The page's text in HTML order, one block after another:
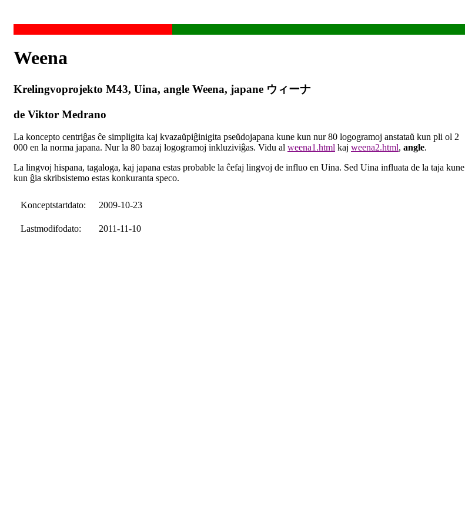
Weena
Krelingvoprojekto M43, Uina, angle Weena, japane ウィーナ
de Viktor Medrano
La koncepto centriĝas ĉe simpligita kaj kvazaŭpiĝinigita pseŭdojapana kune kun nur 80 logogramoj anstataŭ kun pli ol 2
000 en la norma japana. Nur la 80 bazaj logogramoj inkluziviĝas. Vidu al weena1.html kaj weena2.html, angle.
La lingvoj hispana, tagaloga, kaj japana estas probable la ĉefaj lingvoj de influo en Uina. Sed Uina influata de la taja kune
kun ĝia skribsistemo estas konkuranta speco.
Konceptstartdato: 2009-10-23
Lastmodifodato: 2011-11-10